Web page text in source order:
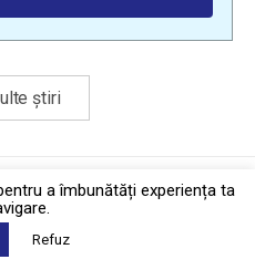
știri
·Contact
Biziday
a îmbunătăți experiența ta
Refuz